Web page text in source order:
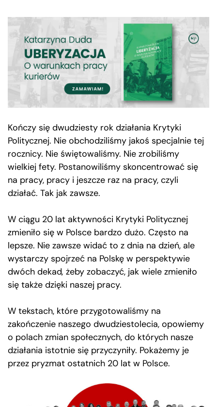
Kończy się dwudziesty rok działania Krytyki
Politycznej. Nie obchodziliśmy jakoś specjalnie tej
rocznicy. Nie świętowaliśmy. Nie zrobiliśmy
wielkiej fety. Postanowiliśmy skoncentrować się
na pracy, pracy i jeszcze raz na pracy, czyli
działać. Tak jak zawsze.
W ciągu 20 lat aktywności Krytyki Politycznej
zmieniło się w Polsce bardzo dużo. Często na
lepsze. Nie zawsze widać to z dnia na dzień, ale
wystarczy spojrzeć na Polskę w perspektywie
dwóch dekad, żeby zobaczyć, jak wiele zmieniło
się także dzięki naszej pracy.
W tekstach, które przygotowaliśmy na
zakończenie naszego dwudziestolecia, opowiemy
o polach zmian społecznych, do których nasze
działania istotnie się przyczyniły. Pokażemy je
przez pryzmat ostatnich 20 lat w Polsce.